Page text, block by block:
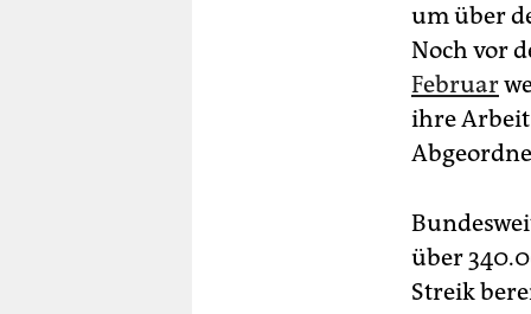
um über
Noch vor
Februar
ihre Arbeit
über
Streik